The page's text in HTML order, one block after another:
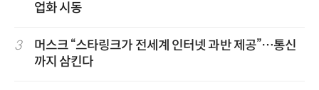
업화 시동
3
머스크 “스타링크가 전세계 인터넷 과반 제공”…통신
까지 삼킨다